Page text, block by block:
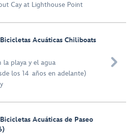
Cay at Lighthouse Point
Acuáticas Chiliboats
la playa y el agua
los 14 años en adelante)

Acuáticas de Paseo